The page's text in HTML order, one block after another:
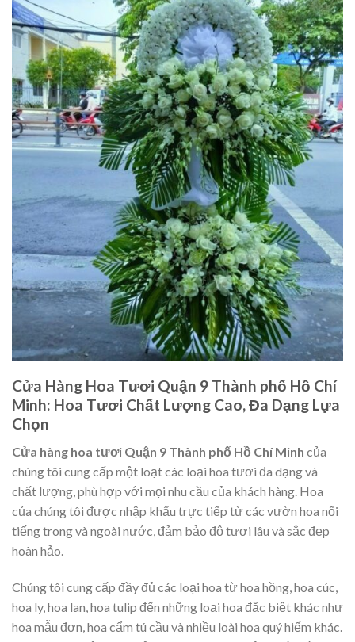
Cửa Hàng Hoa Tươi Quận 9 Thành phố Hồ Chí
Minh: Hoa Tươi Chất Lượng Cao, Đa Dạng Lựa
Chọn
Cửa hàng hoa tươi Quận 9 Thành phố Hồ Chí Minh của
chúng tôi cung cấp một loạt các loại hoa tươi đa dạng và
chất lượng, phù hợp với mọi nhu cầu của khách hàng. Hoa
của chúng tôi được nhập khẩu trực tiếp từ các vườn hoa nổi
tiếng trong và ngoài nước, đảm bảo độ tươi lâu và sắc đẹp
hoàn hảo.
Chúng tôi cung cấp đầy đủ các loại hoa từ hoa hồng, hoa cúc,
hoa ly, hoa lan, hoa tulip đến những loại hoa đặc biệt khác như
hoa mẫu đơn, hoa cẩm tú cầu và nhiều loài hoa quý hiếm khác.